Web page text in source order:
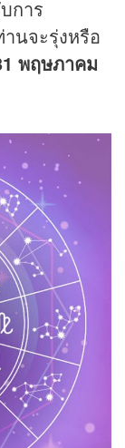
การ
นจะรุ่งหรือ
พฤษภาคม